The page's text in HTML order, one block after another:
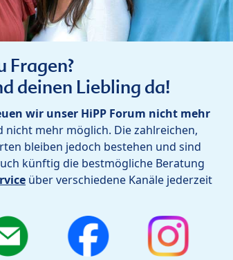
Fragen?
deinen Liebling da!
wir unser HiPP Forum nicht mehr
mehr möglich. Die zahlreichen,
bleiben jedoch bestehen und sind
künftig die bestmögliche Beratung
über verschiedene Kanäle jederzeit